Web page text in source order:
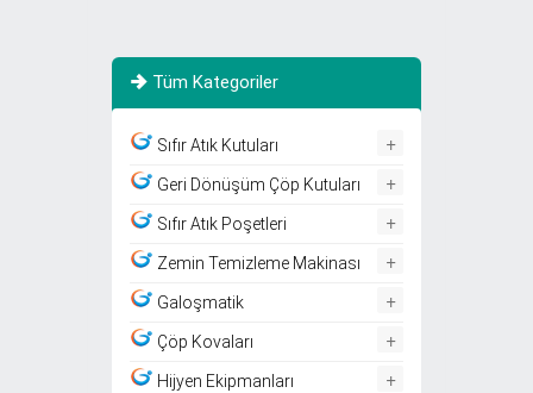
Tüm Kategoriler
Sıfır Atık Kutuları +
Geri Dönüşüm Çöp Kutuları +
Sıfır Atık Poşetleri +
Zemin Temizleme Makinası +
Galoşmatik +
Çöp Kovaları +
Hijyen Ekipmanları +